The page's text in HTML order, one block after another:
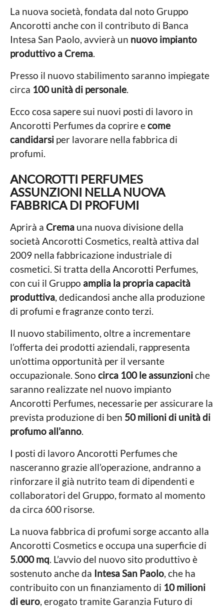
n
i
a
g
o
a
n
z
i
La nuova società, fondata dal noto Gruppo
Ancorotti anche con il contributo di Banca
Intesa San Paolo, avvierà un nuovo impianto
produttivo a Crema
Presso il nuovo stabilimento saranno impiegate
circa 100 unità di personale.
Ecco cosa sapere sui nuovi posti di lavoro in
Ancorotti Perfumes da coprire ecome
candidarsi per lavorare nella fabbrica di
profumi.
ANCOROTTI PERFUMES
ASSUNZIONI NELLA NUOVA
FABBRICA DI PROFUMI
Aprirà a Crema una nuova divisione della
società Ancorotti Cosmetics, realtà attiva dal
2009 nella fabbricazione industriale di
cosmetici. Si tratta della Ancorotti Perfumes,
con cui il Gruppo amplia la propria capacità
produttiva, dedicandosi anche alla produzione
di profumi e fragranze conto terzi.
Il nuovo stabilimento, oltre a incrementare
l’offerta dei prodotti aziendali, rappresenta
un’ottima opportunità per il versante
occupazionale. Sono circa 100 le assunzioniche
saranno realizzate nel nuovo impianto
Ancorotti Perfumes, necessarie per assicurare la
prevista produzione di ben 50 milioni di unità di
profumo all’anno.
I posti di lavoro Ancorotti Perfumes che
nasceranno grazie all’operazione, andranno a
rinforzare il già nutrito team di dipendenti e
collaboratori del Gruppo, formato al momento
da circa 600 risorse.
La nuova fabbrica di profumi sorge accanto alla
Ancorotti Cosmetics e occupa una superficie di
5.000 mq. L’avvio del nuovo sito produttivo è
sostenuto anche da Intesa San Paolo, che ha
contribuito con un finanziamento di 10 milioni
di euro, erogato tramite Garanzia Futuro di